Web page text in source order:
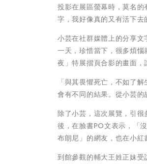
投影在展區螢幕時，莫名
字，我好像真的又有活下去
小芸在社群媒體上的分享
一天，珍惜當下，很多煩
夜」特展摺頁合影的畫面，
「與其畏懼死亡，不如了
會有不同的結果。從小芸的
除了小芸，這次展覽，引
後，在臉書PO文表示，「
布朗尼」的網友，也在小紅
到館參觀的輔大王姓正妹